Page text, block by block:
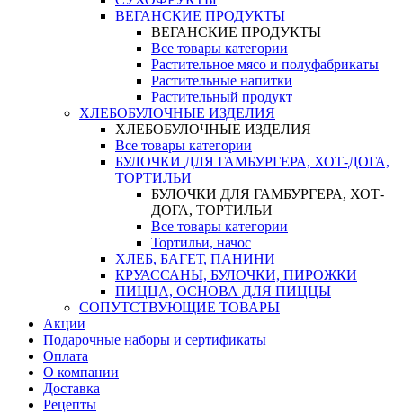
ВЕГАНСКИЕ ПРОДУКТЫ
ВЕГАНСКИЕ ПРОДУКТЫ
Все товары категории
Растительное мясо и полуфабрикаты
Растительные напитки
Растительный продукт
ХЛЕБОБУЛОЧНЫЕ ИЗДЕЛИЯ
ХЛЕБОБУЛОЧНЫЕ ИЗДЕЛИЯ
Все товары категории
БУЛОЧКИ ДЛЯ ГАМБУРГЕРА, ХОТ-ДОГА,
ТОРТИЛЬИ
БУЛОЧКИ ДЛЯ ГАМБУРГЕРА, ХОТ-
ДОГА, ТОРТИЛЬИ
Все товары категории
Тортильи, начос
ХЛЕБ, БАГЕТ, ПАНИНИ
КРУАССАНЫ, БУЛОЧКИ, ПИРОЖКИ
ПИЦЦА, ОСНОВА ДЛЯ ПИЦЦЫ
СОПУТСТВУЮЩИЕ ТОВАРЫ
Акции
Подарочные наборы и сертификаты
Оплата
О компании
Доставка
Рецепты